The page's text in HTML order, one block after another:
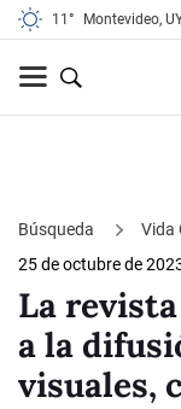
11° Montevideo,
Búsqueda Vida
25 de octubre de
La revista
a la
visuales,